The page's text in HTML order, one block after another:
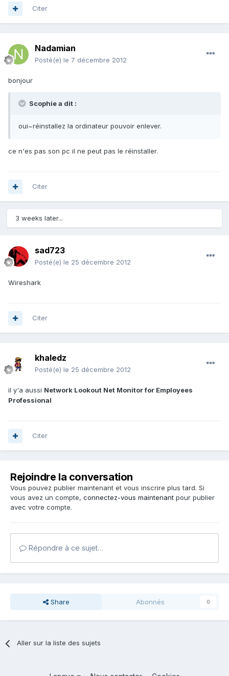
Citer
Nadamian
Posté(e) le 7 décembre 2012
bonjour
Scophie a dit :
oui~réinstallez la ordinateur pouvoir enlever.
ce n'es pas son pc il ne peut pas le réinstaller.
Citer
3 weeks later...
sad723
Posté(e) le 25 décembre 2012
Wireshark
Citer
khaledz
Posté(e) le 25 décembre 2012
il y'a aussi Network Lookout Net Monitor for Employees
Professional
Citer
Rejoindre la conversation
Vous pouvez publier maintenant et vous inscrire plus tard. Si
vous avez un compte, connectez-vous maintenant pour publier
avec votre compte.
Répondre à ce sujet…
Share Abonnés 0
Aller sur la liste des sujets